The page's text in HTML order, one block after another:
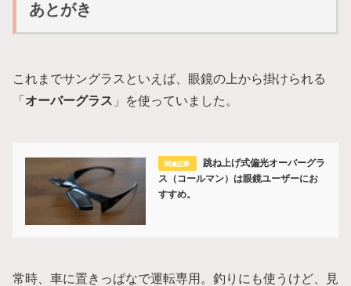
あとがき
これまでサングラスといえば、眼鏡の上から掛けられる
「 オーバーグラス 」を使っていました。
跳ね上げ式偏光オーバーグラ
ス（コールマン）は眼鏡ユーザーにお
すすめ。
常時、車に置きっぱなで運転専用。釣りにも使うけど、見